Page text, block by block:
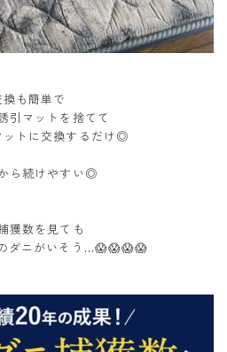
換も簡単で
引マットを捨てて
ットに交換するだけ◎
ら続けやすい◎
獲数を見ても
ダニがいそう…😱😱😱😱